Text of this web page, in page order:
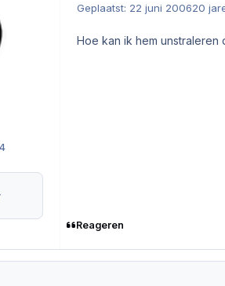
Geplaatst: 22 juni 200620
Hoe kan ik hem unstraleren
Reageren